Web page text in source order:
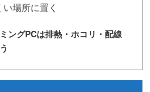
場所に置く
ングPCは排熱・ホコリ・配線